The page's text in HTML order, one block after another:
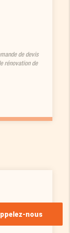
de devis
rénovation de
nous